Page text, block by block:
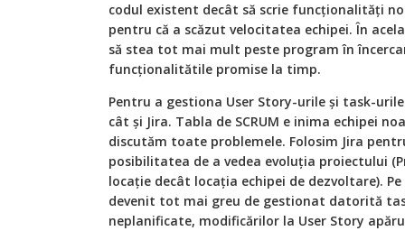
codul existent decât să scrie funcționalități
pentru că a scăzut velocitatea echipei. În
să stea tot mai mult peste program în
funcționalitătile promise la timp.
Pentru a gestiona User Story-urile și task-
cât și Jira. Tabla de SCRUM e inima echipei
discutăm toate problemele. Folosim Jira
posibilitatea de a vedea evoluția proiectului
locație decât locația echipei de dezvoltare).
devenit tot mai greu de gestionat datorită
neplanificate, modificărilor la User Story